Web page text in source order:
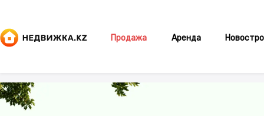
Продажа Аренда